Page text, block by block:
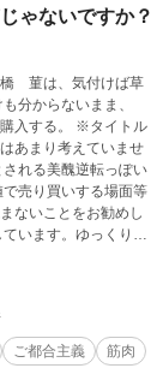
ゃないですか？
橋 菫は、気付けば草
分からないまま、
※タイトル
あまり考えていませ
れる美醜逆転っぽい
ないことをお勧めし
ご都合主義
筋肉